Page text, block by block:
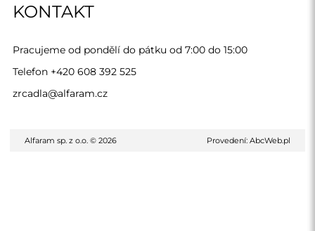
KONTAKT
Pracujeme od pondělí do pátku od 7:00 do 15:00
Telefon +420 608 392 525
zrcadla@alfaram.cz
Alfaram sp. z o.o. © 2026 Provedení: AbcWeb.pl